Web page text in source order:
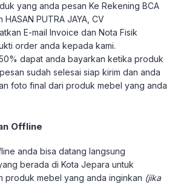
yang anda pesan Ke Rekening BCA
PUTRA JAYA, CV
E-mail Invoice dan Nota Fisik
order anda kepada kami.
dapat anda bayarkan ketika produk
sudah selesai siap kirim dan anda
foto final dari produk mebel yang anda
Offline
anda bisa datang langsung
berada di Kota Jepara untuk
produk mebel yang anda inginkan (jika